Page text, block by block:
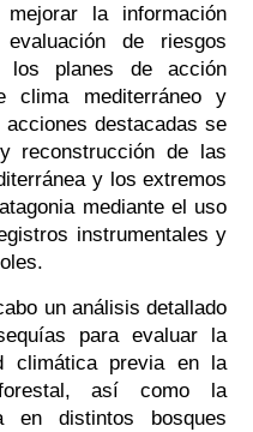
la información
de riesgos
los planes de acción
clima mediterráneo y
destacadas se
reconstrucción de las
y los extremos
mediante el uso
instrumentales y
un análisis detallado
para evaluar la
climática previa en la
así como la
en distintos bosques